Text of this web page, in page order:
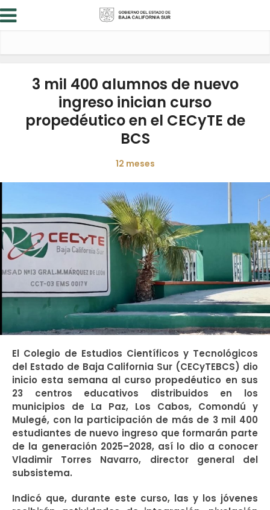
3 mil 400 alumnos de nuevo
ingreso inician curso
propedéutico en el CECyTE de
BCS
12 meses
El Colegio de Estudios Científicos y Tecnológicos
del Estado de Baja California Sur (CECyTEBCS) dio
inicio esta semana al curso propedéutico en sus
23 centros educativos distribuidos en los
municipios de La Paz, Los Cabos, Comondú y
Mulegé, con la participación de más de 3 mil 400
estudiantes de nuevo ingreso que formarán parte
de la generación 2025–2028, así lo dio a conocer
Vladimir Torres Navarro, director general del
subsistema.
Indicó que, durante este curso, las y los jóvenes